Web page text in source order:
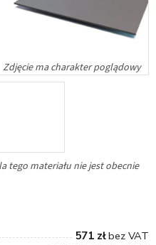
tego materiału nie jest obecnie
571 złbez VAT